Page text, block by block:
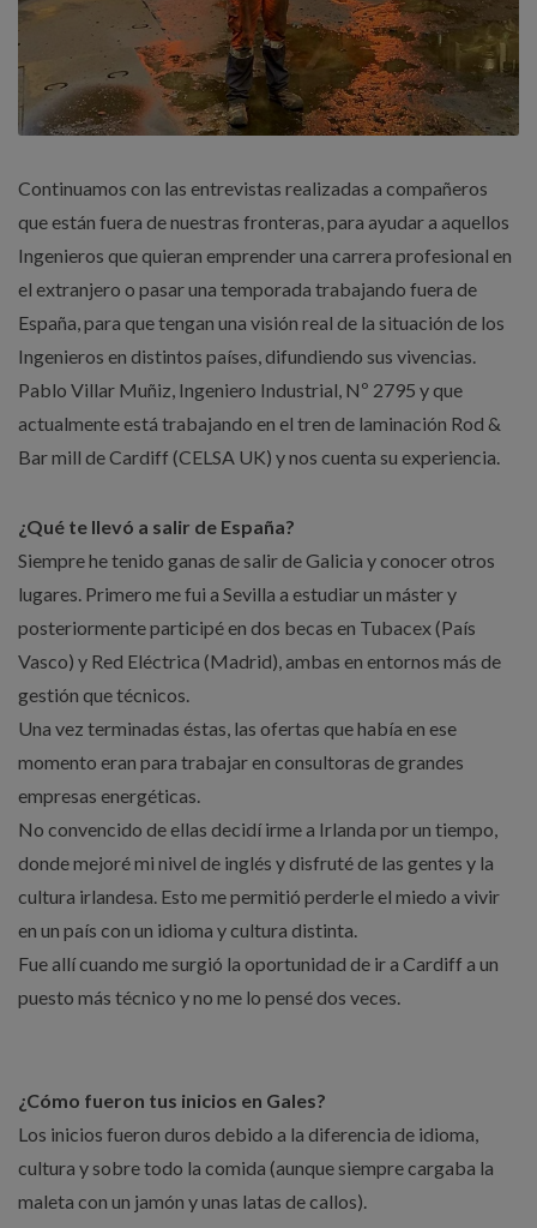
Continuamos con las entrevistas realizadas a compañeros
que están fuera de nuestras fronteras, para ayudar a aquellos
Ingenieros que quieran emprender una carrera profesional en
el extranjero o pasar una temporada trabajando fuera de
España, para que tengan una visión real de la situación de los
Ingenieros en distintos países, difundiendo sus vivencias.
Pablo Villar Muñiz, Ingeniero Industrial, Nº 2795 y que
actualmente está trabajando en el tren de laminación Rod &
Bar mill de Cardiff (CELSA UK) y nos cuenta su experiencia.
¿Qué te llevó a salir de España?
Siempre he tenido ganas de salir de Galicia y conocer otros
lugares. Primero me fui a Sevilla a estudiar un máster y
posteriormente participé en dos becas en Tubacex (País
Vasco) y Red Eléctrica (Madrid), ambas en entornos más de
gestión que técnicos.
Una vez terminadas éstas, las ofertas que había en ese
momento eran para trabajar en consultoras de grandes
empresas energéticas.
No convencido de ellas decidí irme a Irlanda por un tiempo,
donde mejoré mi nivel de inglés y disfruté de las gentes y la
cultura irlandesa. Esto me permitió perderle el miedo a vivir
en un país con un idioma y cultura distinta.
Fue allí cuando me surgió la oportunidad de ir a Cardiff a un
puesto más técnico y no me lo pensé dos veces.
¿Cómo fueron tus inicios en Gales?
Los inicios fueron duros debido a la diferencia de idioma,
cultura y sobre todo la comida (aunque siempre cargaba la
maleta con un jamón y unas latas de callos).